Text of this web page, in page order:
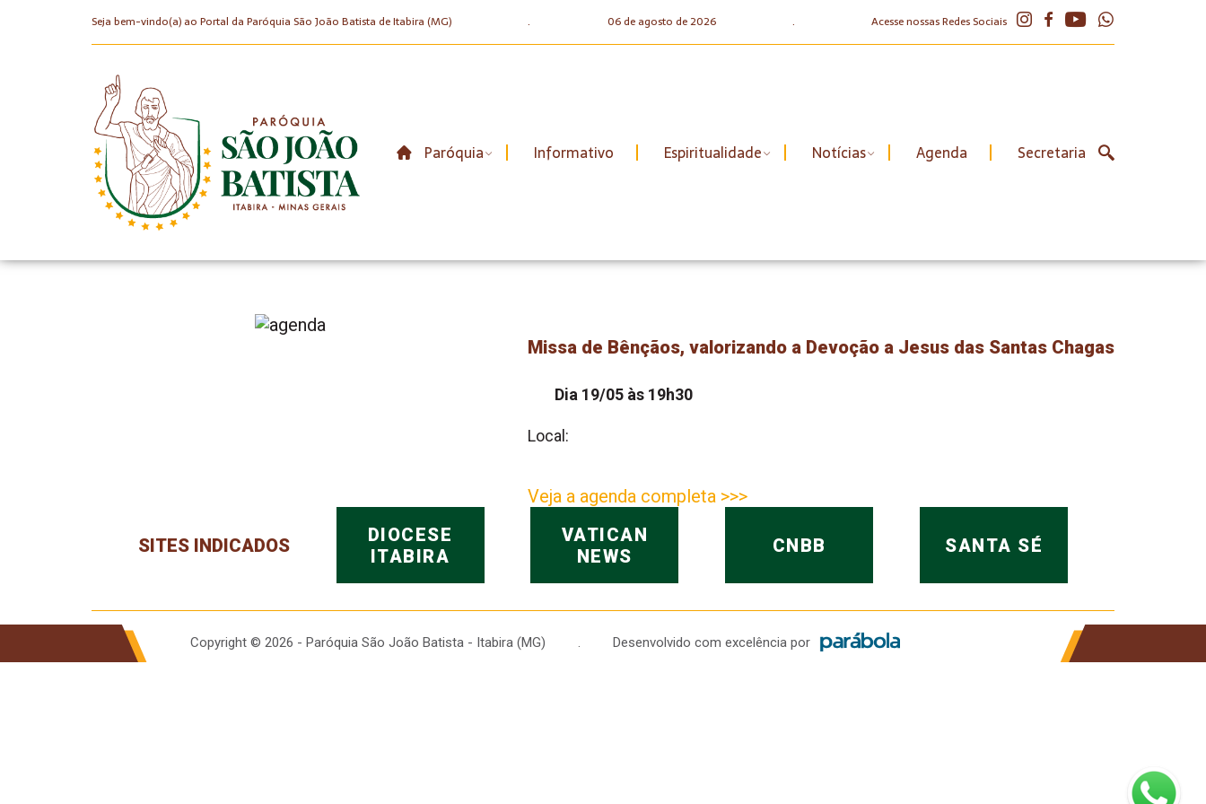
Seja bem-vindo(a) ao Portal da Paróquia São João Batista de Itabira (MG) . 06 de agosto de 2026 . Acesse nossas Redes Sociais
Paróquia Informativo Espiritualidade Notícias Agenda Secretaria
Missa de Bênçãos, valorizando a Devoção a Jesus das Santas Chagas
Dia 19/05 às 19h30
Local:
Veja a agenda completa >>>
SITES INDICADOS
DIOCESE
ITABIRA
VATICAN
NEWS
CNBB SANTA SÉ
Copyright © 2026 - Paróquia São João Batista - Itabira (MG) . Desenvolvido com excelência por